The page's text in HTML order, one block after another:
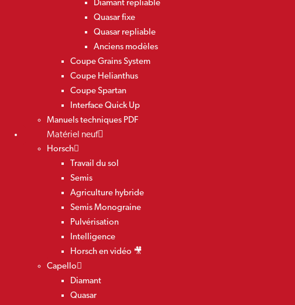
Diamant repliable
Quasar fixe
Quasar repliable
Anciens modèles
Coupe Grains System
Coupe Helianthus
Coupe Spartan
Interface Quick Up
Manuels techniques PDF
Matériel neuf
Horsch
Travail du sol
Semis
Agriculture hybride
Semis Monograine
Pulvérisation
Intelligence
Horsch en vidéo 🎥
Capello
Diamant
Quasar